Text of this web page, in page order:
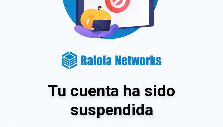
Tu cuenta ha sido
suspendida